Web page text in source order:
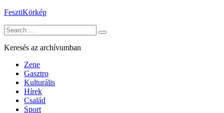
Skip
content
FesztiKörkép
Search
for:
Keresés az archívumban
Zene
Gasztro
Kulturális
Hírek
Család
Sport